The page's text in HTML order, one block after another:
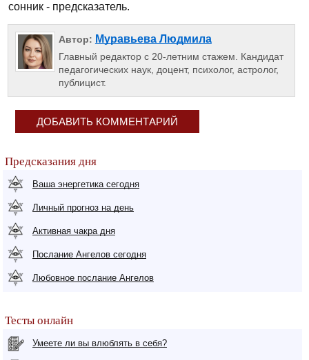
сонник - предсказатель.
Автор: Муравьева Людмила
Главный редактор с 20-летним стажем. Кандидат
педагогических наук, доцент, психолог, астролог,
публицист.
ДОБАВИТЬ КОММЕНТАРИЙ
Предсказания дня
Ваша энергетика сегодня
Личный прогноз на день
Активная чакра дня
Послание Ангелов сегодня
Любовное послание Ангелов
Тесты онлайн
Умеете ли вы влюблять в себя?